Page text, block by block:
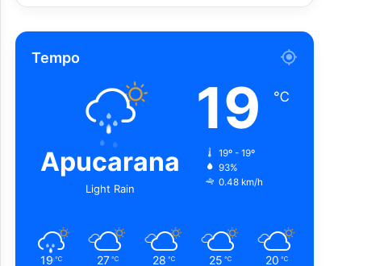
Tempo
Apucarana
Light Rain
19 ℃
19º - 19º
93%
0.48 km/h
19 ℃ 27 ℃ 28 ℃ 25 ℃ 20 ℃